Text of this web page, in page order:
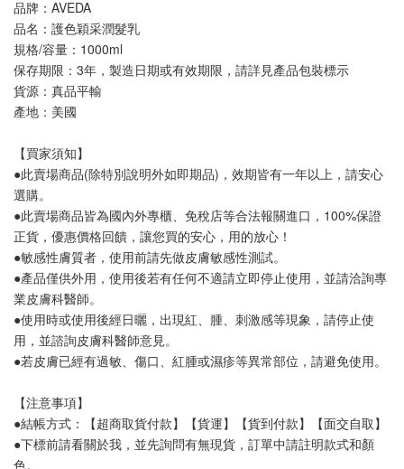
品牌：AVEDA
品名：護色穎采潤髮乳
規格/容量：1000ml
保存期限：3年，製造日期或有效期限，請詳見產品包裝標示
貨源：真品平輸
產地：美國
【買家須知】
●此賣場商品(除特別說明外如即期品)，效期皆有一年以上，請安心
選購。
●此賣場商品皆為國內外專櫃、免稅店等合法報關進口，100%保證
正貨，優惠價格回饋，讓您買的安心，用的放心！
●敏感性膚質者，使用前請先做皮膚敏感性測試。
●產品僅供外用，使用後若有任何不適請立即停止使用，並請洽詢專
業皮膚科醫師。
●使用時或使用後經日曬，出現紅、腫、刺激感等現象，請停止使
用，並諮詢皮膚科醫師意見。
●若皮膚已經有過敏、傷口、紅腫或濕疹等異常部位，請避免使用。
【注意事項】
●結帳方式：【超商取貨付款】【貨運】【貨到付款】【面交自取】
●下標前請看關於我，並先詢問有無現貨，訂單中請註明款式和顏
色。